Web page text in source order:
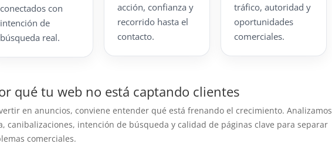
conectados con
intención de
búsqueda real.
acción, confianza y
recorrido hasta el
contacto.
tráfico, autoridad y
oportunidades
comerciales.
qué tu web no está captando clientes
en anuncios, conviene entender qué está frenando el crecimiento. Analizamos
canibalizaciones, intención de búsqueda y calidad de páginas clave para separar
comerciales.